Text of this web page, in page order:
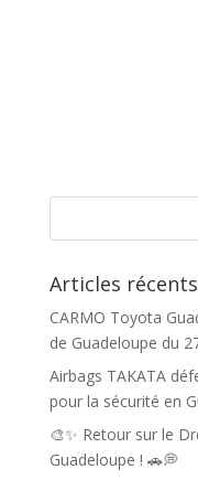
Articles récents
CARMO Toyota
de Guadeloupe du
Airbags TAKATA
pour la sécurité en
🎨✨ Retour sur le
Guadeloupe ! 🚗💭